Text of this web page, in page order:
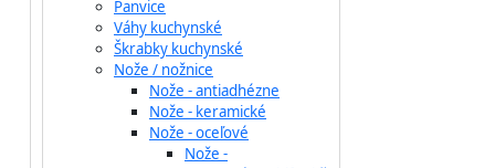
Panvice
Váhy kuchynské
Škrabky kuchynské
Nože / nožnice
Nože - antiadhézne
Nože - keramické
Nože - oceľové
Nože -